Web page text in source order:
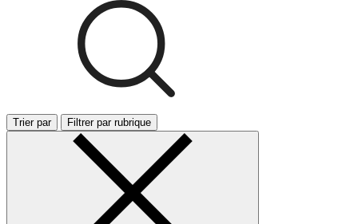
Trier par Filtrer par rubrique